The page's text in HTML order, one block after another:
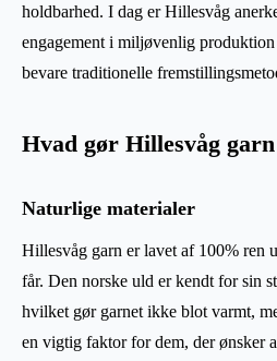
holdbarhed. I dag er Hillesvåg
engagement i miljøvenlig
bevare traditionelle
Hvad gør Hillesvåg
Naturlige materialer
Hillesvåg garn er lavet af 100% ren
får. Den norske uld er kendt for sin
hvilket gør garnet ikke blot varmt,
en vigtig faktor for dem, der ønsker